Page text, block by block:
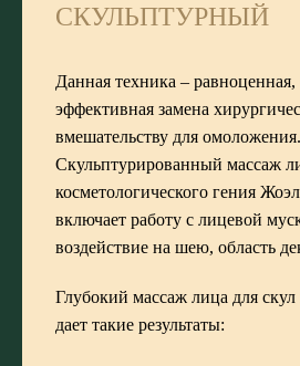
СКУЛЬПТУРНЫЙ
Данная техника – равноценная,
эффективная замена
вмешательству для омоложения.
Скульптурированный массаж
косметологического гения
включает работу с лицевой
воздействие на шею, область
Глубокий массаж лица для скул
дает такие результаты: